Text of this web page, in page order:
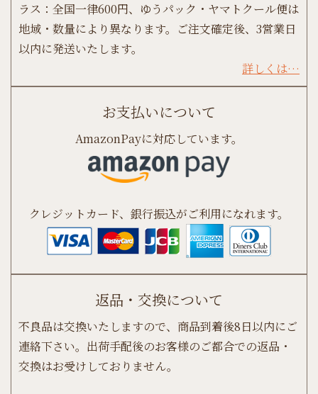
ラス：全国一律600円、ゆうパック・ヤマトクール便は
地域・数量により異なります。ご注文確定後、3営業日
以内に発送いたします。
詳しくは…
お支払いについて
AmazonPayに対応しています。
クレジットカード、銀行振込がご利用になれます。
返品・交換について
不良品は交換いたしますので、商品到着後8日以内にご
連絡下さい。出荷手配後のお客様のご都合での返品・
交換はお受けしておりません。